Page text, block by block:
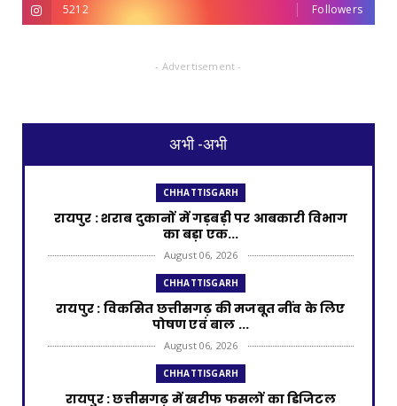
5212 Followers
- Advertisement -
अभी -अभी
CHHATTISGARH
रायपुर : शराब दुकानों में गड़बड़ी पर आबकारी विभाग
का बड़ा एक...
August 06, 2026
CHHATTISGARH
रायपुर : विकसित छत्तीसगढ़ की मजबूत नींव के लिए
पोषण एवं बाल ...
August 06, 2026
CHHATTISGARH
​रायपुर : ​छत्तीसगढ़ में खरीफ फसलों का डिजिटल